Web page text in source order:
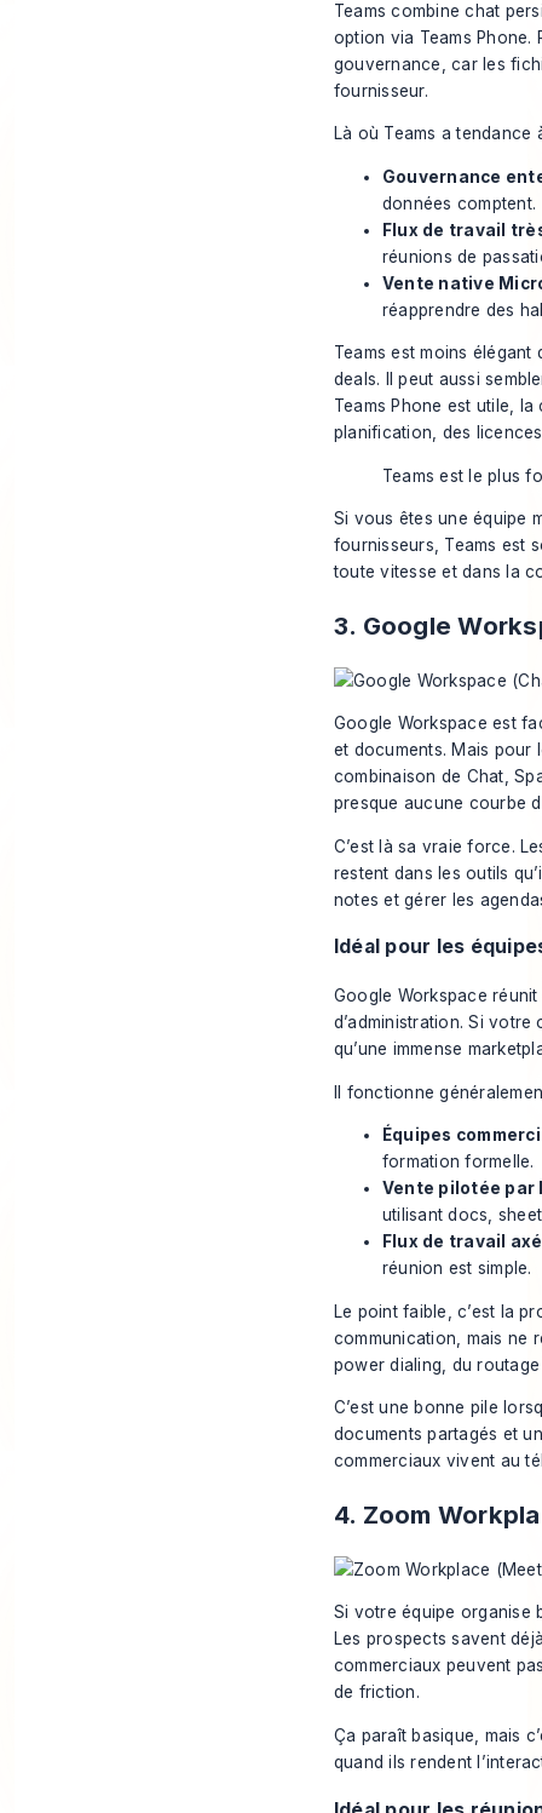
Teams combinechat
option via Teams Phone.
gouvernance, car les
fournisseur.
Là où Teams a tendance
Gouvernance
données comptent.
Flux de travail
réunions de
Vente native
réapprendre des
Teams est moins
deals. Il peut aussi
Teams Phone est utile,
planification, des
Teams est le plus
Si vous êtes une équipe
fournisseurs, Teams est
toute vitesse et dans la
3. Google
Google Workspace est
et documents. Mais pour
combinaison de Chat,
presque aucune courbe
C’est là sa vraie force.
restent dans les outils
notes et gérer les
Idéal pour les
Google Workspace réunit
d’administration. Si votre
qu’une immense
Il fonctionne
Équipes
formation formelle.
Vente pilotée par
utilisant docs,
Flux de travail
réunion est simple.
Le point faible, c’est la
communication, mais ne
power dialing, du
C’est une bonne pile
documents partagés et
commerciaux vivent au
4. Zoom
Si votre équipe organise
Les prospects savent
commerciaux peuvent
de friction.
Ça paraît basique, mais
quand ils rendent